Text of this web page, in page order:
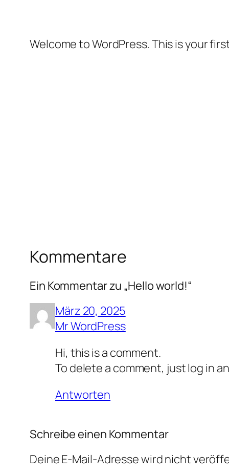
Welcome to WordPress. This is your
Kommentare
Ein Kommentar zu „Hello world!“
März 20, 2025
Mr WordPress
Hi, this is a comment.
To delete a comment, just log in
Antworten
Schreibe einen Kommentar
Deine E-Mail-Adresse wird nicht